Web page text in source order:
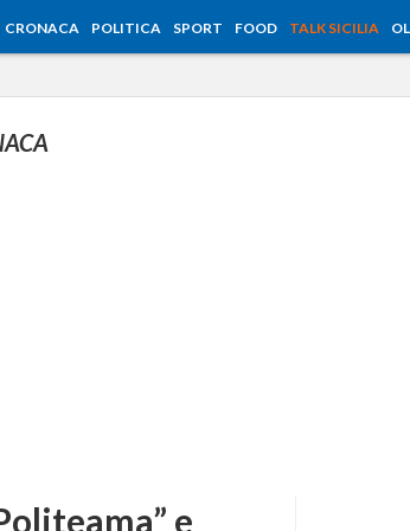
CRONACA POLITICA SPORT FOOD TALK SICILIA
e